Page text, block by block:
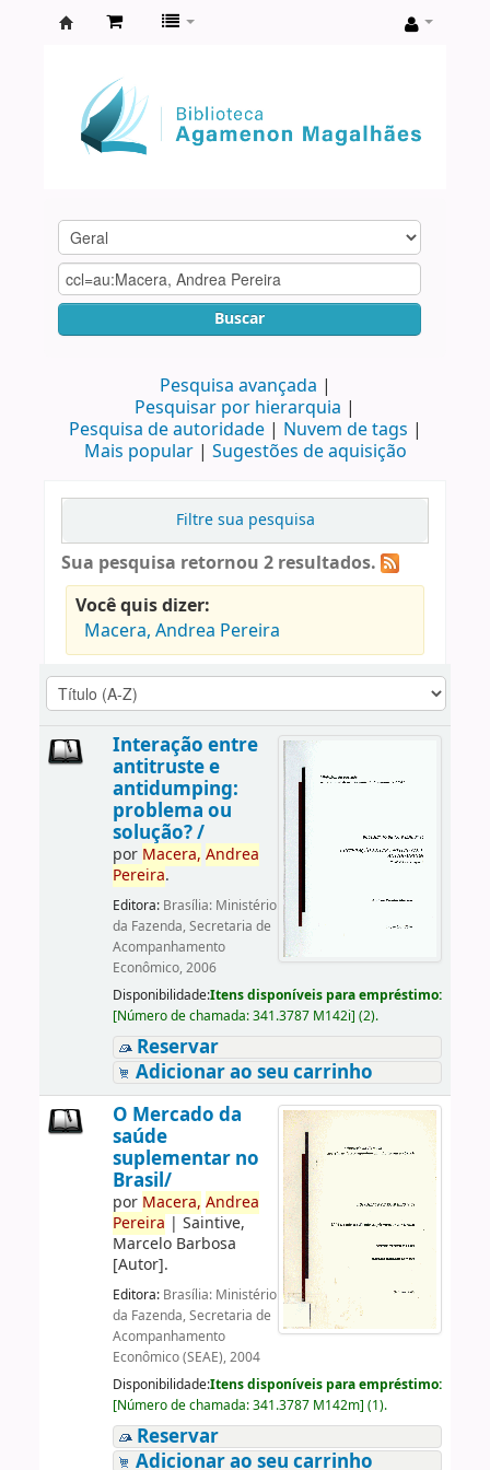
Agamenon
Magalhães
Buscar
Pesquisa avançada
Pesquisar por hierarquia
Pesquisa de autoridade
Nuvem de tags
Mais popular
Sugestões de aquisição
Filtre sua pesquisa
Sua pesquisa retornou 2 resultados.
Você quis dizer:
Macera, Andrea Pereira
Interação entre
antitruste e
antidumping:
problema ou
solução? /
por Macera, Andrea
Pereira.
Editora: Brasília: Ministério
da Fazenda, Secretaria de
Acompanhamento
Econômico, 2006
Disponibilidade:Itens disponíveis para empréstimo:
[Número de chamada:341.3787 M142i] (2).
Reservar
Adicionar ao seu carrinho
O Mercado da
saúde
suplementar no
Brasil/
por Macera, Andrea
Pereira | Saintive,
Marcelo Barbosa
[Autor].
Editora: Brasília: Ministério
da Fazenda, Secretaria de
Acompanhamento
Econômico (SEAE), 2004
Disponibilidade:Itens disponíveis para empréstimo:
[Número de chamada:341.3787 M142m] (1).
Reservar
Adicionar ao seu carrinho